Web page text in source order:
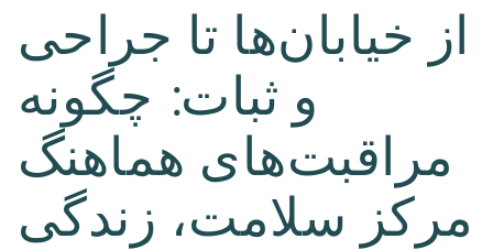
از خیابان‌ها تا جراحی
و ثبات: چگونه
مراقبت‌های هماهنگ
مرکز سلامت، زندگی